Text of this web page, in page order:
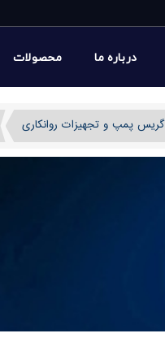
درباره ما محصولات
گریس پمپ و تجهیزات روانکاری